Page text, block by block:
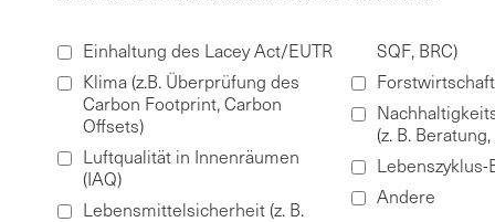
Einhaltung des Lacey Act/EUTR
Klima (z.B. Überprüfung des
Carbon Footprint, Carbon
Offsets)
Luftqualität in Innenräumen
(IAQ)
Lebensmittelsicherheit (z. B.
SQF, BRC)
Forstwirtschaft
(z. B.
Andere